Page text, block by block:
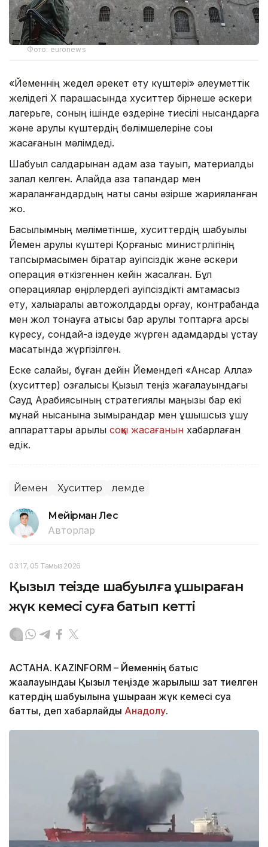
Фото: euronews
«Йеменнің жедел әрекет ету күштері» әлеуметтік
желідегі X парақшасында хуситтер бірнеше әскери
лагерьге, соның ішінде өздеріне тиесілі нысандарға
және қарулы күштердің бөлімшелеріне соққы
жасағанын мәлімдеді.
Шабуыл салдарынан адам қаза тауып, материалдық
залал келген. Алайда қаза тапқандар мен
жараланғандардың нақты саны әзірше жарияланған
жоқ.
Басылымның мәліметінше, хуситтердің шабуылы
Йемен қарулы күштері Қорғаныс министрлігінің
тапсырмасымен бірқатар қауіпсіздік және әскери
операция өткізгеннен кейін жасалған. Бұл
операциялар өңірлердегі қауіпсіздікті қамтамасыз
ету, халықаралық автожолдарды қорғау, контрабанда
мен жол тонауға қатысы бар қарулы топтарға қарсы
күресу, сондай-ақ іздеуде жүрген адамдарды ұстау
мақсатында жүргізілген.
Еске салайық, бұған дейін Йемендегі «Ансар Алла»
(хуситтер) қозғалысы Қызыл теңіз жағалауындағы
Сауд Арабиясының стратегиялық маңызы бар екі
мұнай нысанына зымырандар мен ұшқышсыз ұшу
аппараттары арқылы соққы жасағанын хабарлаған
едік.
Йемен Хуситтер Әлемде
Мейірман Лес
Авторлар
03:17, 05 Тамыз 2026
Қызыл теңізде шабуылға ұшыраған
жүк кемесі суға батып кетті
АСТАНА. KAZINFORM – Йеменнің батыс
жағалауындағы Қызыл теңізде жарылғыш зат тиелген
катердің шабуылына ұшыраған жүк кемесі суға
батты, деп хабарлайды Анадолу.